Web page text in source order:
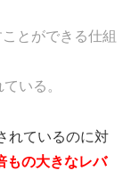
とができる仕組
いる。
れているのに対
もの大きなレバ